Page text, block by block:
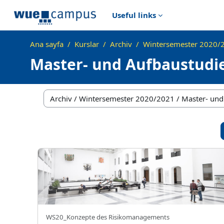
Useful links
Ana sayfa Kurslar Archiv Wintersemester 2020/
Master- und
Kurs Kategorileri
WS21:Risikomanagement I: Konzepte des
Kursun kısa adı
WS20_Konzepte des Risikomanagements